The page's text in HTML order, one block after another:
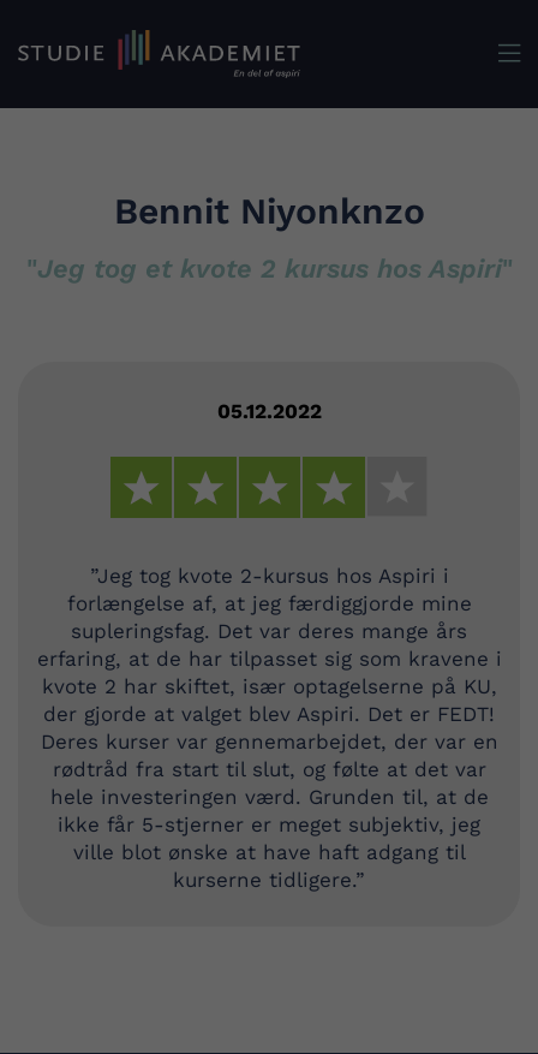

Bennit Niyonknzo
"Jeg tog et kvote 2 kursus hos Aspiri"
05.12.2022
”Jeg tog kvote 2-kursus hos Aspiri i
forlængelse af, at jeg færdiggjorde mine
supleringsfag. Det var deres mange års
erfaring, at de har tilpasset sig som kravene i
kvote 2 har skiftet, især optagelserne på KU,
der gjorde at valget blev Aspiri. Det er FEDT!
Deres kurser var gennemarbejdet, der var en
rødtråd fra start til slut, og følte at det var
hele investeringen værd. Grunden til, at de
ikke får 5-stjerner er meget subjektiv, jeg
ville blot ønske at have haft adgang til
kurserne tidligere.”